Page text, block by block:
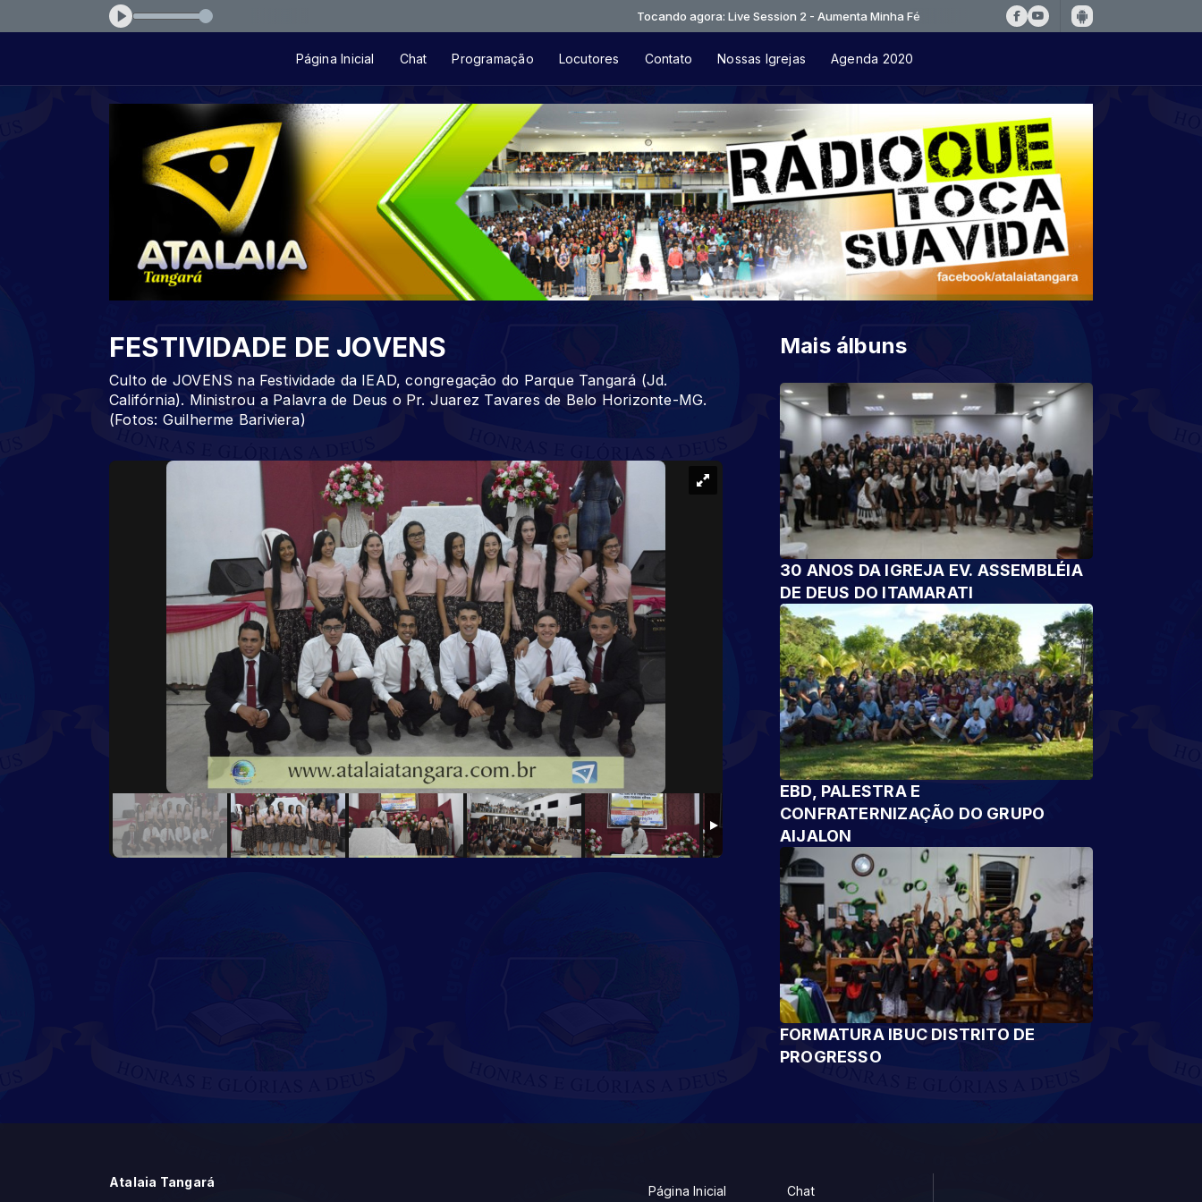
Tocando agora: Live Session 2 - Aumenta Minha Fé
Página Inicial Chat Programação Locutores Contato Nossas Igrejas Agenda 2020
FESTIVIDADE DE JOVENS
Culto de JOVENS na Festividade da IEAD, congregação do Parque Tangará (Jd.
Califórnia). Ministrou a Palavra de Deus o Pr. Juarez Tavares de Belo Horizonte-MG.
(Fotos: Guilherme Bariviera)
Mais álbuns
30 ANOS DA IGREJA EV. ASSEMBLÉIA
DE DEUS DO ITAMARATI
EBD, PALESTRA E
CONFRATERNIZAÇÃO DO GRUPO
AIJALON
FORMATURA IBUC DISTRITO DE
PROGRESSO
Atalaia Tangará
Página Inicial Chat